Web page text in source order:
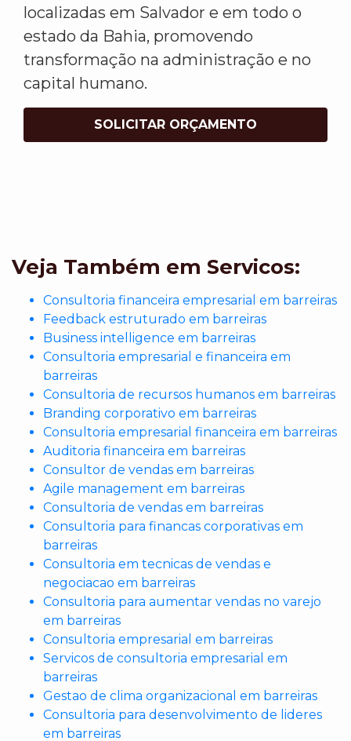
localizadas em Salvador e em todo o
estado da Bahia, promovendo
transformação na administração e no
capital humano.
SOLICITAR ORÇAMENTO
Veja Também em Servicos:
Consultoria financeira empresarial em barreiras
Feedback estruturado em barreiras
Business intelligence em barreiras
Consultoria empresarial e financeira em
barreiras
Consultoria de recursos humanos em barreiras
Branding corporativo em barreiras
Consultoria empresarial financeira em barreiras
Auditoria financeira em barreiras
Consultor de vendas em barreiras
Agile management em barreiras
Consultoria de vendas em barreiras
Consultoria para financas corporativas em
barreiras
Consultoria em tecnicas de vendas e
negociacao em barreiras
Consultoria para aumentar vendas no varejo
em barreiras
Consultoria empresarial em barreiras
Servicos de consultoria empresarial em
barreiras
Gestao de clima organizacional em barreiras
Consultoria para desenvolvimento de lideres
em barreiras